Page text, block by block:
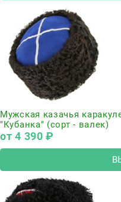
Мужская казачья
"Кубанка" (сорт - валек)
от4 390 ₽